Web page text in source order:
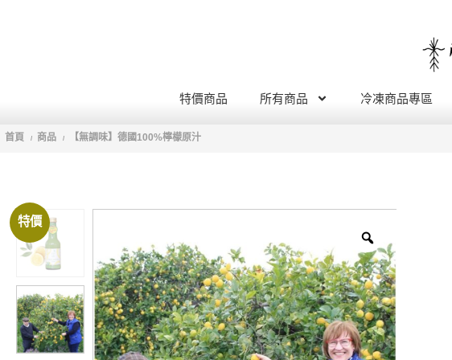
特價商品 所有商品 冷凍商品專區
首頁 / 商品 / 【無調味】德國100%檸檬原汁
特價